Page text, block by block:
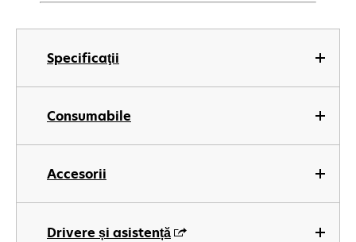
Specificaţii
Consumabile
Accesorii
Drivere și asistență